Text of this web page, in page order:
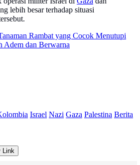
lebih besar terhadap situasi
Rambat yang Cocok Menutupi
Adem dan Berwarna
Israel Nazi Gaza Palestina Berita
Link